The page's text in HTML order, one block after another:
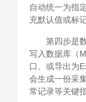
自动统一为指
充默认值或标
第四步是
写入数据库（
口、或导出为
会生成一份采
常记录等关键指